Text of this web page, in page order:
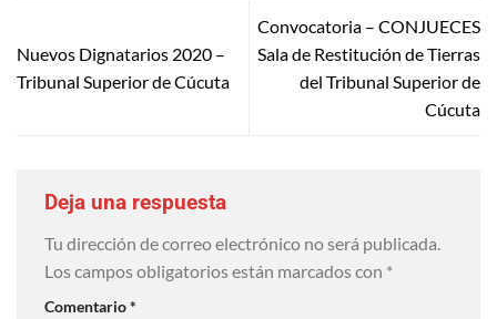
Nuevos Dignatarios 2020 –
Tribunal Superior de Cúcuta
Convocatoria – CONJUECES
Sala de Restitución de Tierras
del Tribunal Superior de
Cúcuta
Deja una respuesta
Tu dirección de correo electrónico no será publicada.
Los campos obligatorios están marcados con *
Comentario*